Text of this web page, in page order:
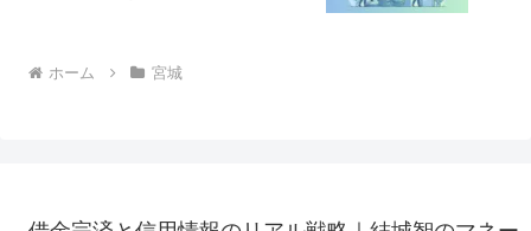
ホーム 宮城